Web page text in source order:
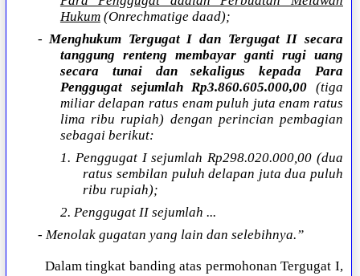
Hukum(Onrechmatige daad);
-Menghukum Tergugat I dan Tergugat II secara
tanggung renteng membayar ganti rugi uang
secara tunai dan sekaligus kepada Para
Penggugat sejumlah Rp3.860.605.000,00 (tiga
miliar delapan ratus enam puluh juta enam ratus
lima ribu rupiah) dengan perincian pembagian
sebagai berikut:
1. Penggugat I sejumlah Rp298.020.000,00 (dua
ratus sembilan puluh delapan juta dua puluh
ribu rupiah);
2. Penggugat II sejumlah ...
- Menolak gugatan yang lain dan selebihnya.”
Dalam tingkat banding atas permohonan Tergugat I,